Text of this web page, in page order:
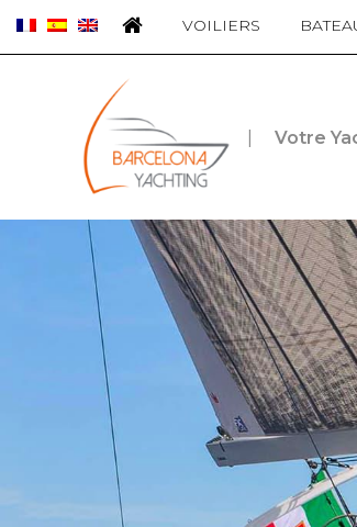
VOILIERS
Votre
Panneau de gestion des cookies